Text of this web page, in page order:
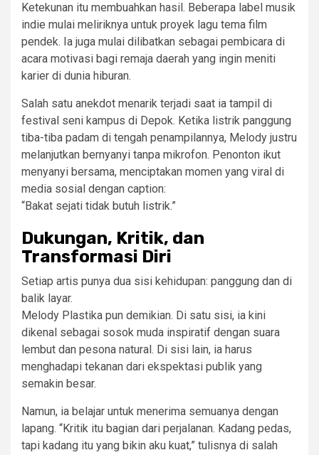
Ketekunan itu membuahkan hasil. Beberapa label musik
indie mulai meliriknya untuk proyek lagu tema film
pendek. Ia juga mulai dilibatkan sebagai pembicara di
acara motivasi bagi remaja daerah yang ingin meniti
karier di dunia hiburan.
Salah satu anekdot menarik terjadi saat ia tampil di
festival seni kampus di Depok. Ketika listrik panggung
tiba-tiba padam di tengah penampilannya, Melody justru
melanjutkan bernyanyi tanpa mikrofon. Penonton ikut
menyanyi bersama, menciptakan momen yang viral di
media sosial dengan caption:
“Bakat sejati tidak butuh listrik.”
Dukungan, Kritik, dan
Transformasi Diri
Setiap artis punya dua sisi kehidupan: panggung dan di
balik layar.
Melody Plastika pun demikian. Di satu sisi, ia kini
dikenal sebagai sosok muda inspiratif dengan suara
lembut dan pesona natural. Di sisi lain, ia harus
menghadapi tekanan dari ekspektasi publik yang
semakin besar.
Namun, ia belajar untuk menerima semuanya dengan
lapang. “Kritik itu bagian dari perjalanan. Kadang pedas,
tapi kadang itu yang bikin aku kuat,” tulisnya di salah